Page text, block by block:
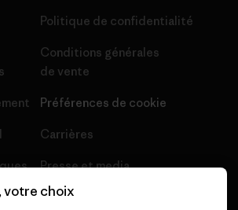
Politique de confidentialité
Conditions générales
de vente
Préférences de cookie
Carrières
Presse et media
Industry program
votre choix